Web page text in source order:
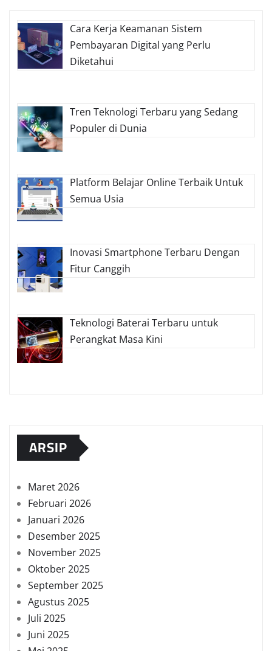
Cara Kerja Keamanan Sistem
Pembayaran Digital yang Perlu
Diketahui
Tren Teknologi Terbaru yang Sedang
Populer di Dunia
Platform Belajar Online Terbaik Untuk
Semua Usia
Inovasi Smartphone Terbaru Dengan
Fitur Canggih
Teknologi Baterai Terbaru untuk
Perangkat Masa Kini
ARSIP
Maret 2026
Februari 2026
Januari 2026
Desember 2025
November 2025
Oktober 2025
September 2025
Agustus 2025
Juli 2025
Juni 2025